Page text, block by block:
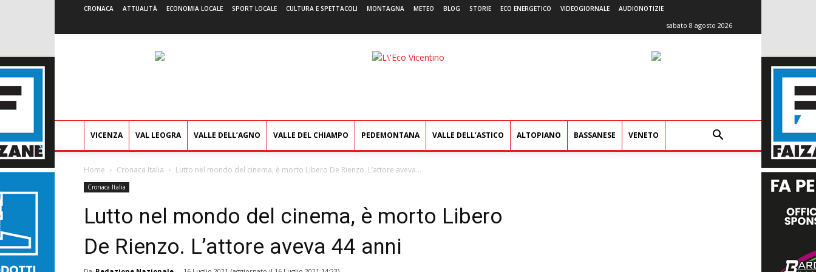
CRONACA ATTUALITÀ ECONOMIA LOCALE SPORT LOCALE CULTURA E SPETTACOLI MONTAGNA METEO BLOG STORIE ECO ENERGETICO VIDEOGIORNALE AUDIONOTIZIE
sabato 8 agosto 2026
L'Eco
VICENZA VAL LEOGRA VALLE DELL’AGNO VALLE DEL CHIAMPO PEDEMONTANA VALLE DELL’ASTICO ALTOPIANO BASSANESE VENETO
Home Cronaca Italia Lutto nel mondo del cinema, è morto Libero De Rienzo. L’attore aveva...
Cronaca Italia
Lutto nel mondo del cinema, è morto Libero
De Rienzo. L’attore aveva 44 anni